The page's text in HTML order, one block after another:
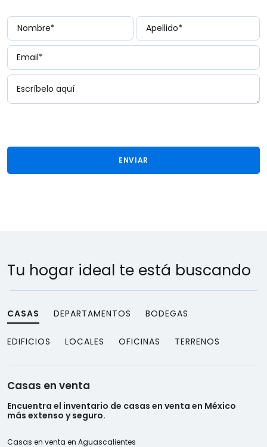
ENVIAR
Tu hogar ideal te está buscando
CASAS DEPARTAMENTOS BODEGAS
EDIFICIOS LOCALES OFICINAS TERRENOS
Casas en venta
Encuentra el inventario de casas en venta en México
más extenso y seguro.
Casas en venta en Aguascalientes